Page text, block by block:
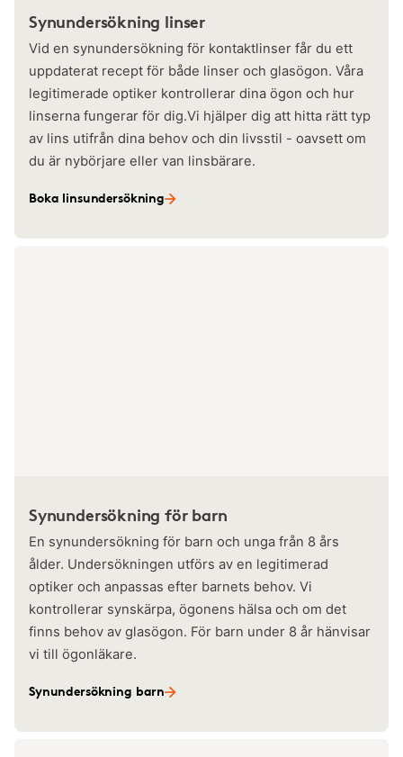
Synundersökning linser
Vid en synundersökning för kontaktlinser får du ett
uppdaterat recept för både linser och glasögon. Våra
legitimerade optiker kontrollerar dina ögon och hur
linserna fungerar för dig.Vi hjälper dig att hitta rätt typ
av lins utifrån dina behov och din livsstil - oavsett om
du är nybörjare eller van linsbärare.
Boka linsundersökning
Synundersökning för barn
En synundersökning för barn och unga från 8 års
ålder. Undersökningen utförs av en legitimerad
optiker och anpassas efter barnets behov. Vi
kontrollerar synskärpa, ögonens hälsa och om det
finns behov av glasögon. För barn under 8 år hänvisar
vi till ögonläkare.
Synundersökning barn